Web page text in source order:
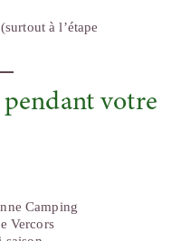
à l’étape
votre
Camping
Vercors